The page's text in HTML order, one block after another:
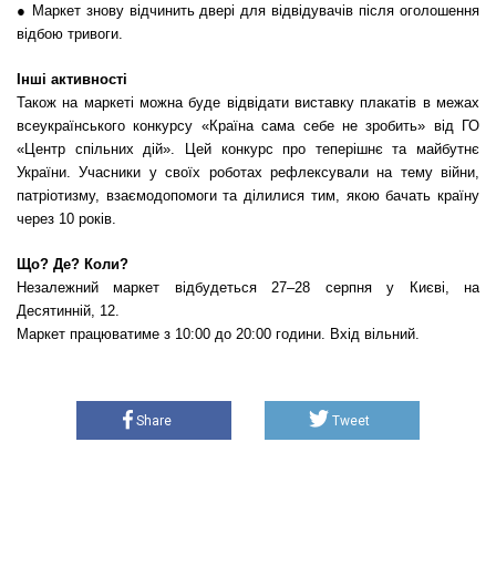
● Маркет знову відчинить двері для відвідувачів після оголошення
відбою тривоги.
Інші активності
Також на маркеті можна буде відвідати виставку плакатів в межах
всеукраїнського конкурсу «Країна сама себе не зробить» від ГО
«Центр спільних дій». Цей конкурс про теперішнє та майбутнє
України. Учасники у своїх роботах рефлексували на тему війни,
патріотизму, взаємодопомоги та ділилися тим, якою бачать країну
через 10 років.
Що? Де? Коли?
Незалежний маркет відбудеться 27–28 серпня у Києві, на
Десятинній, 12.
Маркет працюватиме з 10:00 до 20:00 години. Вхід вільний.
Share Tweet